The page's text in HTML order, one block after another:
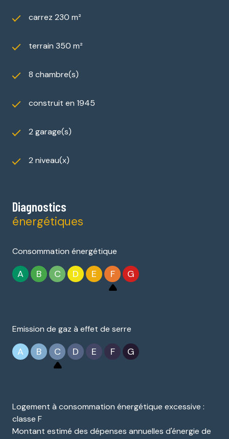
carrez 230 m²
terrain 350 m²
8 chambre(s)
construit en 1945
2 garage(s)
2 niveau(x)
Diagnostics
énergétiques
Consommation énergétique
A B C D E F G
Emission de gaz à effet de serre
A B C D E F G
Logement à consommation énergétique excessive :
classe F
Montant estimé des dépenses annuelles d'énergie de